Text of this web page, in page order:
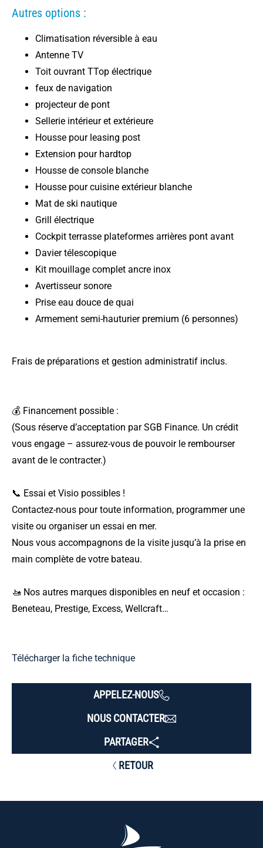
Autres options :
Climatisation réversible à eau
Antenne TV
Toit ouvrant TTop électrique
feux de navigation
projecteur de pont
Sellerie intérieur et extérieure
Housse pour leasing post
Extension pour hardtop
Housse de console blanche
Housse pour cuisine extérieur blanche
Mat de ski nautique
Grill électrique
Cockpit terrasse plateformes arrières pont avant
Davier télescopique
Kit mouillage complet ancre inox
Avertisseur sonore
Prise eau douce de quai
Armement semi-hauturier premium (6 personnes)
Frais de préparations et gestion administratif inclus.
💰 Financement possible :
(Sous réserve d’acceptation par SGB Finance. Un crédit
vous engage – assurez-vous de pouvoir le rembourser
avant de le contracter.)
📞 Essai et Visio possibles !
Contactez-nous pour toute information, programmer une
visite ou organiser un essai en mer.
Nous vous accompagnons de la visite jusqu’à la prise en
main complète de votre bateau.
🚤 Nos autres marques disponibles en neuf et occasion :
Beneteau, Prestige, Excess, Wellcraft…
Télécharger la fiche technique
RETOUR
APPELEZ-NOUS
NOUS CONTACTER
PARTAGER